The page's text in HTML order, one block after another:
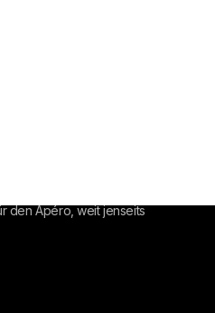
den Apéro, weit jenseits